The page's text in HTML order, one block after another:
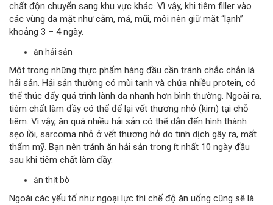
chất độn chuyển sang khu vực khác. Vì vậy, khi tiêm filler vào
các vùng da mặt như cằm, má, mũi, môi nên giữ mặt “lạnh”
khoảng 3 – 4 ngày.
ăn hải sản
Một trong những thực phẩm hàng đầu cần tránh chắc chắn là
hải sản. Hải sản thường có mùi tanh và chứa nhiều protein, có
thể thúc đẩy quá trình lành da nhanh hơn bình thường. Ngoài ra,
tiêm chất làm đầy có thể để lại vết thương nhỏ (kim) tại chỗ
tiêm. Vì vậy, ăn quá nhiều hải sản có thể dẫn đến hình thành
sẹo lồi, sarcoma nhỏ ở vết thương hở do tinh dịch gây ra, mất
thẩm mỹ. Bạn nên tránh ăn hải sản trong ít nhất 10 ngày đầu
sau khi tiêm chất làm đầy.
ăn thịt bò
Ngoài các yếu tố như ngoại lực thì chế độ ăn uống cũng sẽ là